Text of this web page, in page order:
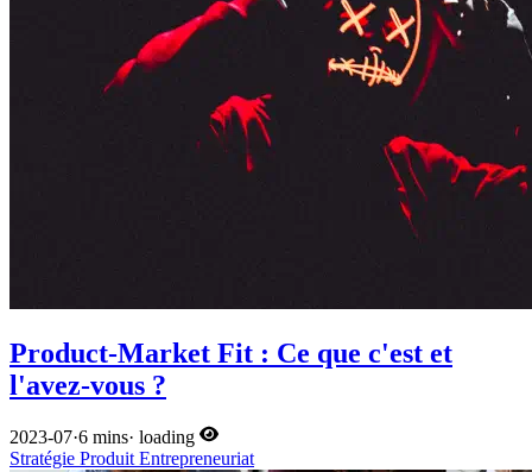
Product-Market Fit : Ce que c'est et
l'avez-vous ?
2023-07·6 mins· loading
Stratégie ProduitEntrepreneuriat